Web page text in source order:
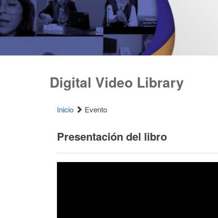
Digital Video Library
Inicio Evento
Presentación del libro